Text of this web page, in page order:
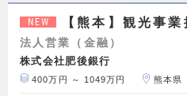
NEW 【熊本】観光事
法人営業（金融）
株式会社肥後銀行
400万円 ～ 1049万円 熊本県